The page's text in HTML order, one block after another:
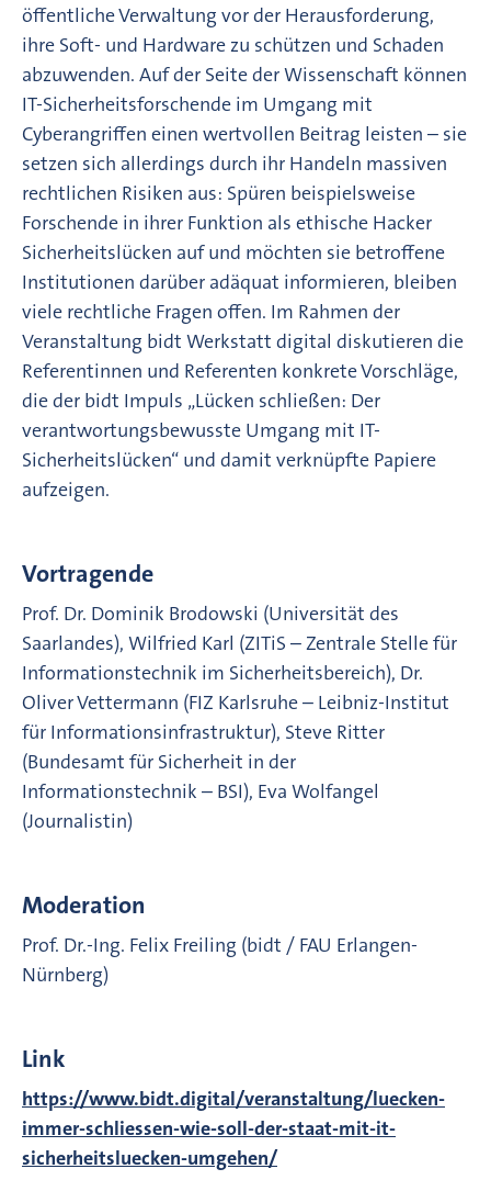
öffentliche Verwaltung vor der Herausforderung,
ihre Soft- und Hardware zu schützen und Schaden
abzuwenden. Auf der Seite der Wissenschaft können
IT-Sicherheitsforschende im Umgang mit
Cyberangriffen einen wertvollen Beitrag leisten – sie
setzen sich allerdings durch ihr Handeln massiven
rechtlichen Risiken aus: Spüren beispielsweise
Forschende in ihrer Funktion als ethische Hacker
Sicherheitslücken auf und möchten sie betroffene
Institutionen darüber adäquat informieren, bleiben
viele rechtliche Fragen offen. Im Rahmen der
Veranstaltung bidt Werkstatt digital diskutieren die
Referentinnen und Referenten konkrete Vorschläge,
die der bidt Impuls „Lücken schließen: Der
verantwortungsbewusste Umgang mit IT-
Sicherheitslücken“ und damit verknüpfte Papiere
aufzeigen.
Vortragende
Prof. Dr. Dominik Brodowski (Universität des
Saarlandes), Wilfried Karl (ZITiS – Zentrale Stelle für
Informationstechnik im Sicherheitsbereich), Dr.
Oliver Vettermann (FIZ Karlsruhe – Leibniz-Institut
für Informationsinfrastruktur), Steve Ritter
(Bundesamt für Sicherheit in der
Informationstechnik – BSI), Eva Wolfangel
(Journalistin)
Moderation
Prof. Dr.-Ing. Felix Freiling (bidt / FAU Erlangen-
Nürnberg)
Link
https://www.bidt.digital/veranstaltung/luecken-
immer-schliessen-wie-soll-der-staat-mit-it-
sicherheitsluecken-umgehen/